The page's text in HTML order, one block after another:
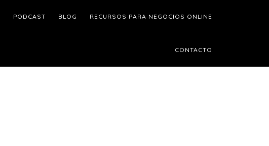
PODCAST BLOG RECURSOS PARA NEGOCIOS ONLINE
CONTACTO